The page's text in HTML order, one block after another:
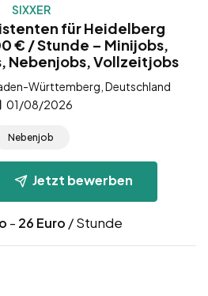
SIXXER
für Heidelberg
€ / Stunde – Minijobs,
Nebenjobs, Vollzeitjobs
Württemberg, Deutschland
01/08/2026
Nebenjob
Jetzt bewerben
- 26 Euro / Stunde